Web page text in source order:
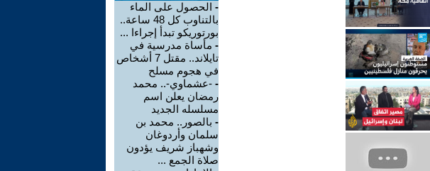
- الحصول على الماء
بالتناوب كل 48 ساعة..
بورتوريكو تبدأ إجراءا ...
- مأساة مدرسية في
تايلاند.. مقتل 7 أشخاص
في هجوم مسلح
- -عشماوي-.. محمد
رمضان يعلن اسم
مسلسله الجديد
- بالصور.. محمد بن
سلمان وأردوغان
وشهباز شريف يؤدون
صلاة الجمع ...